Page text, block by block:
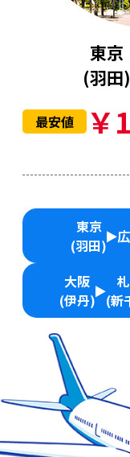
東京
(羽田)
最安値 ￥
東京
(羽田)
大阪
(伊丹)
(新